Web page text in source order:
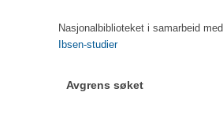
Nasjonalbiblioteket i samarbeid med
Ibsen-studier
Avgrens søket